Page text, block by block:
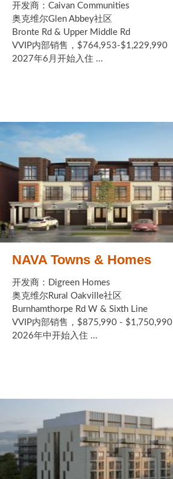
开发商：Caivan Communities
奥克维尔Glen Abbey社区
Bronte Rd & Upper Middle Rd
VVIP内部销售，$764,953-$1,229,990
2027年6月开始入住 ...
NAVA Towns & Homes
开发商：Digreen Homes
奥克维尔Rural Oakville社区
Burnhamthorpe Rd W & Sixth Line
VVIP内部销售，$875,990 - $1,750,990
2026年中开始入住 ...